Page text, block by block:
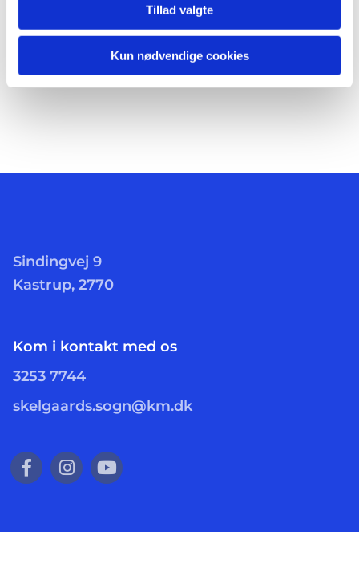
Tillad valgte
Kun nødvendige cookies
Sindingvej 9
Kastrup, 2770
Kom i kontakt med os
3253 7744
skelgaards.sogn@km.dk